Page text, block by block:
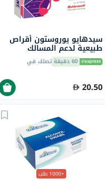
سيدهايو يوروستون أقراص
طبيعية لدعم المسالك
البولية، حزمة من 30
60 دقيقة تصلك في
20.50
+1000 طلب